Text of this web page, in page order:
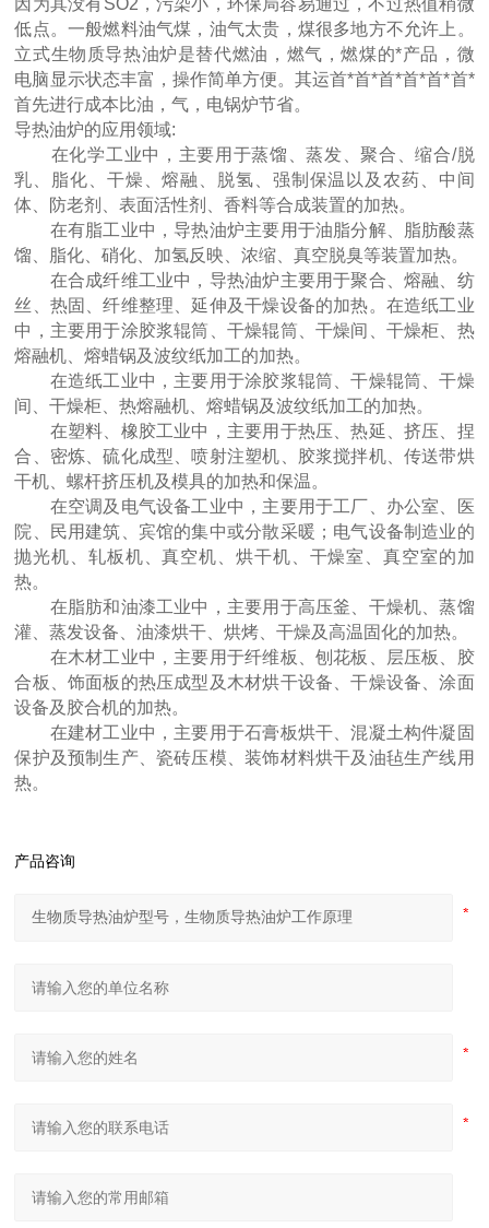
因为其没有SO2，污染小，环保局容易通过，不过热值稍微
低点。一般燃料油气煤，油气太贵，煤很多地方不允许上。
立式生物质导热油炉是替代燃油，燃气，燃煤的*产品，微
电脑显示状态丰富，操作简单方便。其运首*首*首*首*首*首*
首先进行成本比油，气，电锅炉节省。
导热油炉的应用领域:
在化学工业中，主要用于蒸馏、蒸发、聚合、缩合/脱
乳、脂化、干燥、熔融、脱氢、强制保温以及农药、中间
体、防老剂、表面活性剂、香料等合成装置的加热。
在有脂工业中，导热油炉主要用于油脂分解、脂肪酸蒸
馏、脂化、硝化、加氢反映、浓缩、真空脱臭等装置加热。
在合成纤维工业中，导热油炉主要用于聚合、熔融、纺
丝、热固、纤维整理、延伸及干燥设备的加热。在造纸工业
中，主要用于涂胶浆辊筒、干燥辊筒、干燥间、干燥柜、热
熔融机、熔蜡锅及波纹纸加工的加热。
在造纸工业中，主要用于涂胶浆辊筒、干燥辊筒、干燥
间、干燥柜、热熔融机、熔蜡锅及波纹纸加工的加热。
在塑料、橡胶工业中，主要用于热压、热延、挤压、捏
合、密炼、硫化成型、喷射注塑机、胶浆搅拌机、传送带烘
干机、螺杆挤压机及模具的加热和保温。
在空调及电气设备工业中，主要用于工厂、办公室、医
院、民用建筑、宾馆的集中或分散采暖；电气设备制造业的
抛光机、轧板机、真空机、烘干机、干燥室、真空室的加
热。
在脂肪和油漆工业中，主要用于高压釜、干燥机、蒸馏
灌、蒸发设备、油漆烘干、烘烤、干燥及高温固化的加热。
在木材工业中，主要用于纤维板、刨花板、层压板、胶
合板、饰面板的热压成型及木材烘干设备、干燥设备、涂面
设备及胶合机的加热。
在建材工业中，主要用于石膏板烘干、混凝土构件凝固
保护及预制生产、瓷砖压模、装饰材料烘干及油毡生产线用
热。
产品咨询